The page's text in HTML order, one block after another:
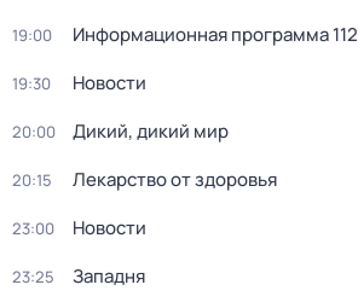
19:00 Информационная программа 112
19:30 Новости
20:00 Дикий, дикий мир
20:15 Лекарство от здоровья
23:00 Новости
23:25 Западня